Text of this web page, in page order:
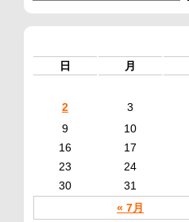
日 月
« 7月
2 3
9
10
16
17
23
24
30
31